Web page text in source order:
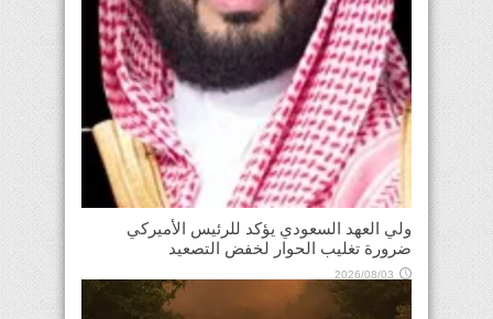
ولي العهد السعودي يؤكد للرئيس الأميركي
ضرورة تغليب الحوار لخفض التصعيد
2026/08/03